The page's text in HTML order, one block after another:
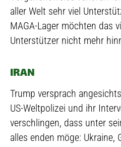
aller Welt sehr viel
MAGA-Lager möchten das
Unterstützer nicht mehr
IRAN
Trump versprach
US-Weltpolizei und ihr
verschlingen, dass unter
alles enden möge: Ukraine,